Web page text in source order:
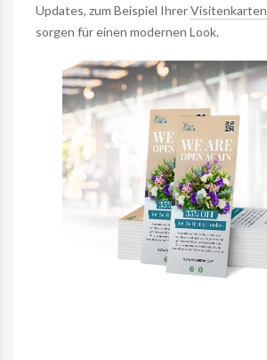
Updates, zum Beispiel IhrerVisitenkarten
sorgen für einen modernen Look.